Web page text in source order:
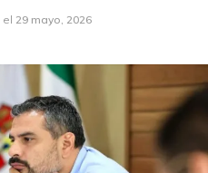
el 29 mayo, 2026